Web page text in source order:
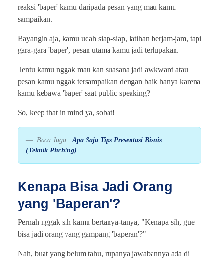
reaksi 'baper' kamu daripada pesan yang mau kamu
sampaikan.
Bayangin aja, kamu udah siap-siap, latihan berjam-jam, tapi
gara-gara 'baper', pesan utama kamu jadi terlupakan.
Tentu kamu nggak mau kan suasana jadi awkward atau
pesan kamu nggak tersampaikan dengan baik hanya karena
kamu kebawa 'baper' saat public speaking?
So, keep that in mind ya, sobat!
Baca Juga : Apa Saja Tips Presentasi Bisnis
(Teknik Pitching)
Kenapa Bisa Jadi Orang
yang 'Baperan'?
Pernah nggak sih kamu bertanya-tanya, "Kenapa sih, gue
bisa jadi orang yang gampang 'baperan'?"
Nah, buat yang belum tahu, rupanya jawabannya ada di